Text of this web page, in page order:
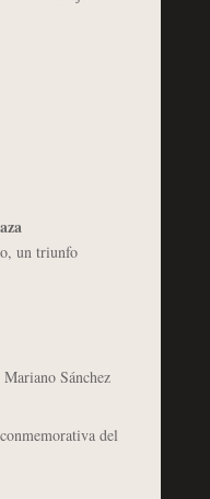
un triunfo
Sánchez
del